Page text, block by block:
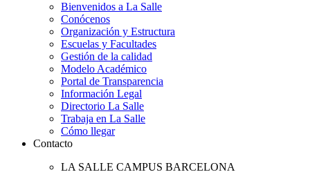
Bienvenidos a La Salle
Conócenos
Organización y Estructura
Escuelas y Facultades
Gestión de la calidad
Modelo Académico
Portal de Transparencia
Información Legal
Directorio La Salle
Trabaja en La Salle
Cómo llegar
Contacto
LA SALLE CAMPUS BARCELONA